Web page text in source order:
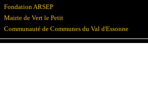
Fondation ARSEP
Mairie de Vert le Petit
Communauté de Communes du Val d'Essonne